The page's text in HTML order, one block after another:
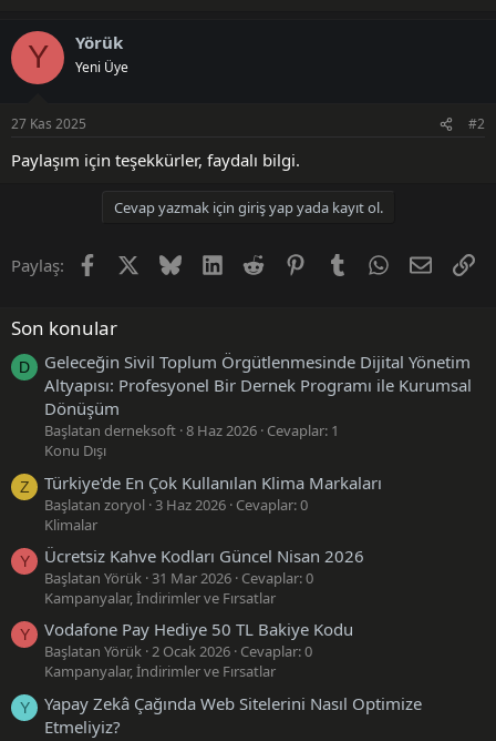
Y Yörük
Yeni Üye
27 Kas 2025 #2
Paylaşım için teşekkürler, faydalı bilgi.
Cevap yazmak için giriş yap yada kayıt ol.
Paylaş: FacebookX (Twitter)
BlueskyLinkedInReddit PinterestTumblr WhatsApp
E-posta
Son konular
D
Geleceğin Sivil Toplum Örgütlenmesinde Dijital Yönetim
Altyapısı: Profesyonel Bir Dernek Programı ile Kurumsal
Dönüşüm
Başlatan derneksoft 8 Haz 2026 Cevaplar: 1
Konu Dışı
Z Türkiye'de En Çok Kullanılan Klima Markaları
Başlatan zoryol 3 Haz 2026 Cevaplar: 0
Klimalar
Y Ücretsiz Kahve Kodları Güncel Nisan 2026
Başlatan Yörük 31 Mar 2026 Cevaplar: 0
Kampanyalar, İndirimler ve Fırsatlar
Y Vodafone Pay Hediye 50 TL Bakiye Kodu
Başlatan Yörük 2 Ocak 2026 Cevaplar: 0
Kampanyalar, İndirimler ve Fırsatlar
Y
Yapay Zekâ Çağında Web Sitelerini Nasıl Optimize
Etmeliyiz?